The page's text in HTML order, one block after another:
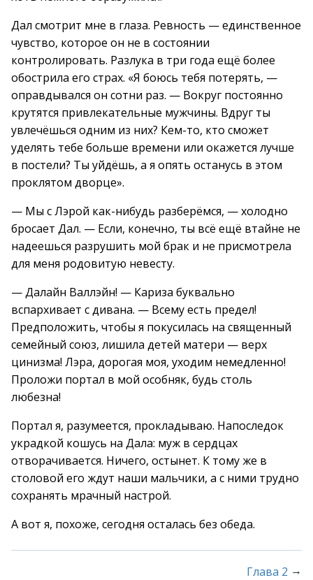
Дал смотрит мне в глаза. Ревность — единственное
чувство, которое он не в состоянии
контролировать. Разлука в три года ещё более
обострила его страх. «Я боюсь тебя потерять, —
оправдывался он сотни раз. — Вокруг постоянно
крутятся привлекательные мужчины. Вдруг ты
увлечёшься одним из них? Кем-то, кто сможет
уделять тебе больше времени или окажется лучше
в постели? Ты уйдёшь, а я опять останусь в этом
проклятом дворце».
— Мы с Лэрой как-нибудь разберёмся, — холодно
бросает Дал. — Если, конечно, ты всё ещё втайне не
надеешься разрушить мой брак и не присмотрела
для меня родовитую невесту.
— Далайн Валлэйн! — Кариза буквально
вспархивает с дивана. — Всему есть предел!
Предположить, чтобы я покусилась на священный
семейный союз, лишила детей матери — верх
цинизма! Лэра, дорогая моя, уходим немедленно!
Проложи портал в мой особняк, будь столь
любезна!
Портал я, разумеется, прокладываю. Напоследок
украдкой кошусь на Дала: муж в сердцах
отворачивается. Ничего, остынет. К тому же в
столовой его ждут наши мальчики, а с ними трудно
сохранять мрачный настрой.
А вот я, похоже, сегодня осталась без обеда.
Глава 2 →